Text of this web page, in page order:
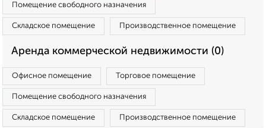
Помещение свободного назначения
Складское помещение Производственное помещение
Аренда коммерческой недвижимости (0)
Офисное помещение Торговое помещение
Помещение свободного назначения
Складское помещение Производственное помещение